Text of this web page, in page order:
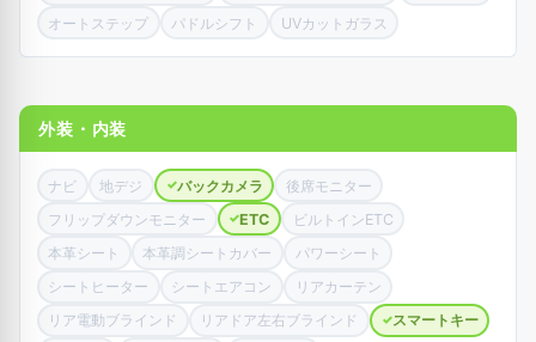
オートステップ
パドルシフト UVカットガラス
外装・内装
ナビ 地デジ ✓バックカメラ
後席モニター
フリップダウンモニター
✓ETC
ビルトインETC
本革シート
本革調シートカバー
パワーシート
シートヒーター
シートエアコン
リアカーテン
リア電動ブラインド
リアドア左右ブラインド ✓スマートキー